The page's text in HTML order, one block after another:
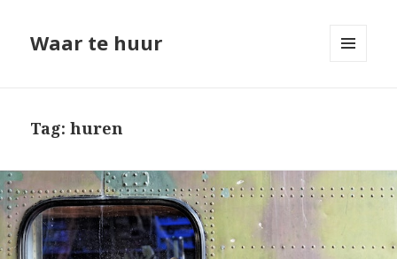
Waar te huur
Tag: huren